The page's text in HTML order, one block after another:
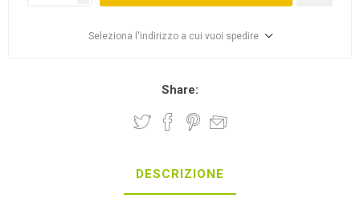
Seleziona l'indirizzo a cui vuoi spedire
Share:
DESCRIZIONE